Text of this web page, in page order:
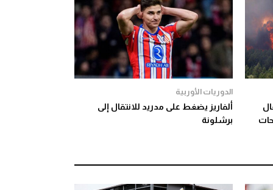
الدوريات الأوربية
ألفاريز يضغط على مدريد للانتقال إلى
برشلونة